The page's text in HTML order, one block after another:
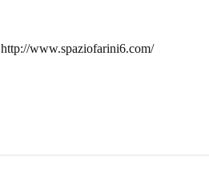
http://www.spaziofarini6.com/